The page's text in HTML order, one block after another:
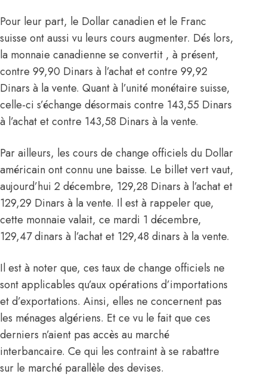
Pour leur part, le Dollar canadien et le Franc
suisse ont aussi vu leurs cours augmenter. Dés lors,
la monnaie canadienne se convertit , à présent,
contre 99,90 Dinars à l’achat et contre 99,92
Dinars à la vente. Quant à l’unité monétaire suisse,
celle-ci s’échange désormais contre 143,55 Dinars
à l’achat et contre 143,58 Dinars à la vente.
Par ailleurs, les cours de change officiels du Dollar
américain ont connu une baisse. Le billet vert vaut,
aujourd’hui 2 décembre, 129,28 Dinars à l’achat et
129,29 Dinars à la vente. Il est à rappeler que,
cette monnaie valait, ce mardi 1 décembre,
129,47 dinars à l’achat et 129,48 dinars à la vente.
Il est à noter que, ces taux de change officiels ne
sont applicables qu’aux opérations d’importations
et d’exportations. Ainsi, elles ne concernent pas
les ménages algériens. Et ce vu le fait que ces
derniers n’aient pas accès au marché
interbancaire. Ce qui les contraint à se rabattre
sur le marché parallèle des devises.